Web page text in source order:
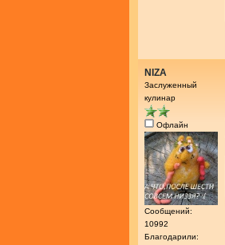
NIZA
Заслуженный
кулинар
Офлайн
Сообщений:
10992
Благодарили: